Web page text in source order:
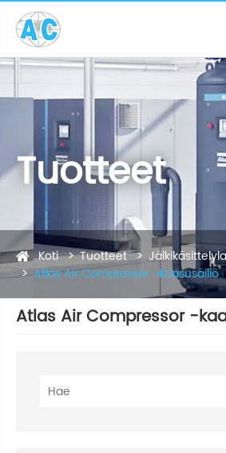
Tuotteet
Koti Tuotteet
Atlas Air Compressor -kaasusäiliö
Atlas Air Compressor -